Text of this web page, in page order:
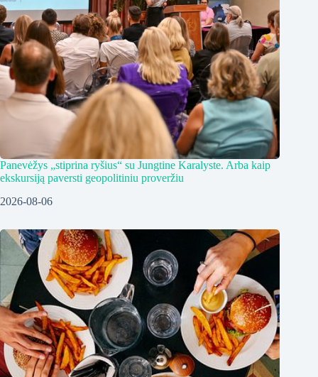
Panevėžys „stiprina ryšius“ su Jungtine Karalyste. Arba kaip
ekskursiją paversti geopolitiniu proveržiu
2026-08-06